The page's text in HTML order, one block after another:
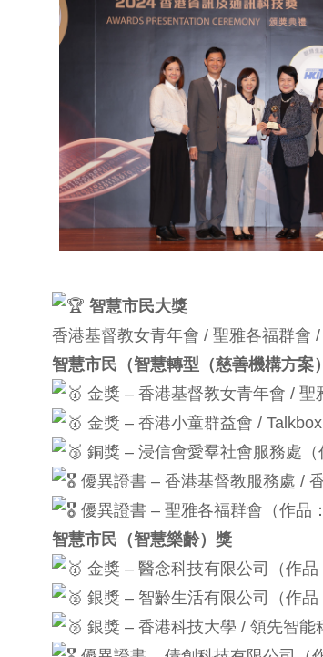
智慧市民大獎
香港基督教女青年會 / 聖雅各福群會
智慧市民（智慧轉型（慈善機構方案
金獎 – 香港基督教女青年會 / 聖
金獎 – 香港小童群益會 /
銅獎 – 浸信會愛羣社會服務處（
優異證書 – 香港基督教服務處 /
優異證書 – 聖雅各福群會（作品
智慧市民（智慧樂齡）獎
金獎 – 醫念科技有限公司（作品
銀獎 – 智齡生活有限公司（作品
銀獎 – 香港科技大學 / 領先智能